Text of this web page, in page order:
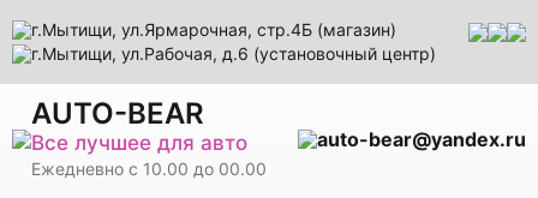
г.Мытищи, ул.Ярмарочная, стр.4Б (магазин)
г.Мытищи, ул.Рабочая, д.6 (установочный центр)
AUTO-BEAR
Все лучшее для авто
Ежедневно с 10.00 до 00.00
auto-bear@yandex.ru